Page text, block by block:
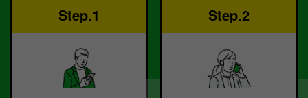
Step.1 Step.2